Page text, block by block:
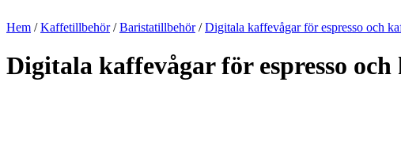
Hem /Kaffetillbehör/Baristatillbehör/Digitala kaffevågar för espresso och
Digitala kaffevågar för espresso och